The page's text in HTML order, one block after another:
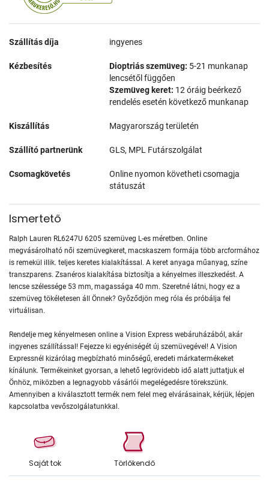
Szállítás díja ingyenes
Kézbesítés Dioptriás szemüveg: 5-21 munkanap
lencsétől függően
Szemüveg keret: 12 óráig beérkező
rendelés esetén következő munkanap
Kiszállítás Magyarország területén
Szállító partnerünk GLS, MPL Futárszolgálat
Csomagkövetés
Online nyomon követheti csomagja
státuszát
Ismertető
Ralph Lauren RL6247U 6205 szemüveg L-es méretben. Online
megvásárolható női szemüvegkeret, macskaszem formája több arcformához
is remekül illik. teljes keretes kialakítással. A keret anyaga műanyag, színe
transzparens. Zsanéros kialakítása biztosítja a kényelmes illeszkedést. A
lencse szélessége 53 mm, magassága 40 mm. Szeretné látni, hogy ez a
szemüveg tökéletesen áll Önnek? Győződjön meg róla és próbálja fel
virtuálisan.
Rendelje meg kényelmesen online a Vision Express webáruházából, akár
ingyenes szállítással! Fejezze ki egyéniségét új szemüvegével! A Vision
Expressnél kizárólag megbízható minőségű, eredeti márkatermékeket
kínálunk. Termékeinket gyorsan, a lehető legrövidebb idő alatt juttatjuk el
Önhöz, miközben a legnagyobb vásárlói megelégedésre törekszünk.
Amennyiben a kiválasztott termék nem felel meg elvárásainak, kérjük, lépjen
kapcsolatba vevőszolgálatunkkal.
Saját tok Törlőkendő